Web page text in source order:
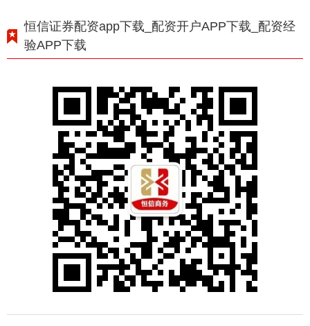
恒信证券配资app下载_配资开户APP下载_配资经
验APP下载